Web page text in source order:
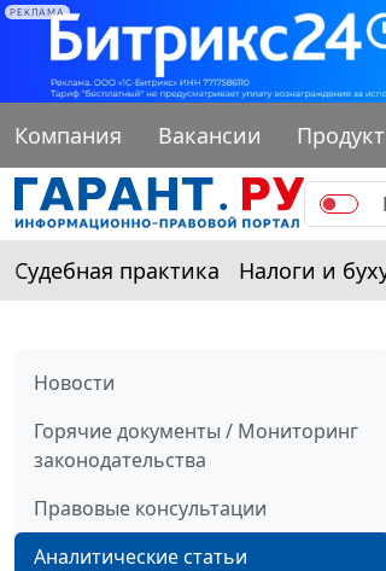
РЕКЛАМА
Компания Вакансии
Судебная практика Налоги и
Новости
Горячие документы / Мониторинг
законодательства
Правовые консультации
Аналитические статьи